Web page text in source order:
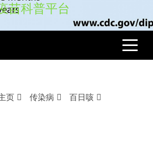
苗科普平台
页 传染病
百日咳